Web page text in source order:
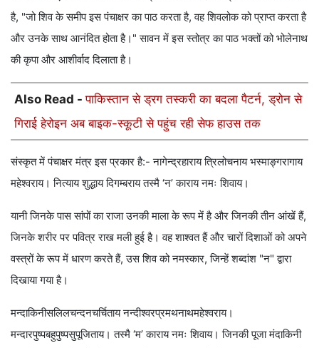
है, "जो शिव के समीप इस पंचाक्षर का पाठ करता है, वह शिवलोक को प्राप्त करता है
और उनके साथ आनंदित होता है।" सावन में इस स्तोत्र का पाठ भक्तों को भोलेनाथ
की कृपा और आशीर्वाद दिलाता है।
Also Read -पाकिस्तान से ड्रग तस्करी का बदला पैटर्न, ड्रोन से
गिराई हेरोइन अब बाइक-स्कूटी से पहुंच रही सेफ हाउस तक
संस्कृत में पंचाक्षर मंत्र इस प्रकार है:- नागेन्द्रहाराय त्रिलोचनाय भस्माङ्गरागाय
महेश्वराय। नित्याय शुद्धाय दिगम्बराय तस्मै ‘न’ काराय नमः शिवाय।
यानी जिनके पास सांपों का राजा उनकी माला के रूप में है और जिनकी तीन आंखें हैं,
जिनके शरीर पर पवित्र राख मली हुई है। वह शाश्वत हैं और चारों दिशाओं को अपने
वस्त्रों के रूप में धारण करते हैं, उस शिव को नमस्कार, जिन्हें शब्दांश "न" द्वारा
दिखाया गया है।
मन्दाकिनीसलिलचन्दनचर्चिताय नन्दीश्वरप्रमथनाथमहेश्वराय।
मन्दारपुष्पबहुपुष्पसुपूजिताय। तस्मै ‘म’ काराय नमः शिवाय। जिनकी पूजा मंदाकिनी